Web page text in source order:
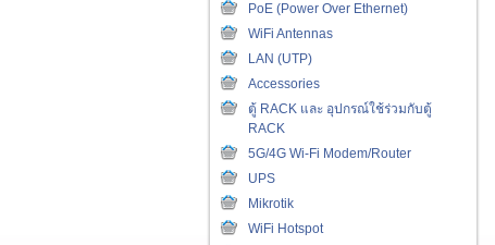
PoE (Power Over Ethernet)
WiFi Antennas
LAN (UTP)
Accessories
ตู้ RACK และ อุปกรณ์ใช้ร่วมกับตู้
RACK
5G/4G Wi-Fi Modem/Router
UPS
Mikrotik
WiFi Hotspot